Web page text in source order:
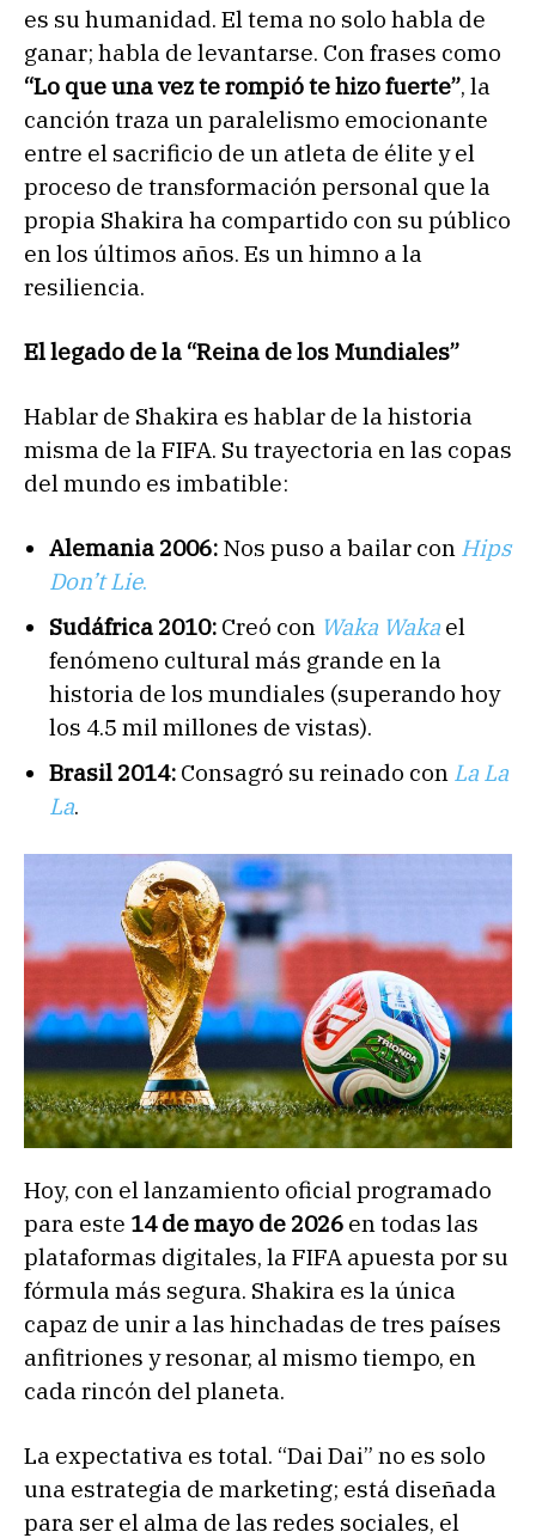
es su humanidad. El tema no solo habla de
ganar; habla de levantarse. Con frases como
“Lo que una vez te rompió te hizo fuerte”, la
canción traza un paralelismo emocionante
entre el sacrificio de un atleta de élite y el
proceso de transformación personal que la
propia Shakira ha compartido con su público
en los últimos años. Es un himno a la
resiliencia.
El legado de la “Reina de los Mundiales”
Hablar de Shakira es hablar de la historia
misma de la FIFA. Su trayectoria en las copas
del mundo es imbatible:
Alemania 2006: Nos puso a bailar con Hips
Don’t Lie.
Sudáfrica 2010: Creó con Waka Waka el
fenómeno cultural más grande en la
historia de los mundiales (superando hoy
los 4.5 mil millones de vistas).
Brasil 2014: Consagró su reinado con La La
La.
Hoy, con el lanzamiento oficial programado
para este 14 de mayo de 2026 en todas las
plataformas digitales, la FIFA apuesta por su
fórmula más segura. Shakira es la única
capaz de unir a las hinchadas de tres países
anfitriones y resonar, al mismo tiempo, en
cada rincón del planeta.
La expectativa es total. “Dai Dai” no es solo
una estrategia de marketing; está diseñada
para ser el alma de las redes sociales, el